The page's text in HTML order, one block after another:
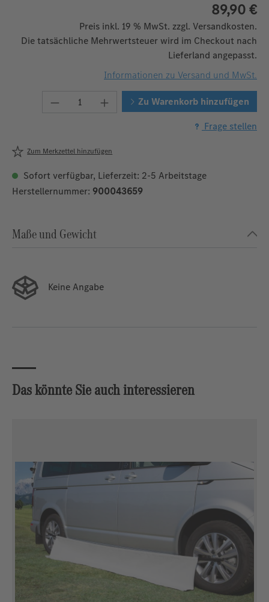
89,90 €
Preis inkl. 19 % MwSt. zzgl. Versandkosten.
Die tatsächliche Mehrwertsteuer wird im Checkout nach
Lieferland angepasst.
Informationen zu Versand und MwSt.
Produkt Anzahl: Gib denZu Warenkorb hinzufügen
Frage stellen
Zum Merkzettel hinzufügen
Sofort verfügbar, Lieferzeit: 2-5 Arbeitstage
Herstellernummer: 900043659
Maße und Gewicht
Keine Angabe
Das könnte Sie auch interessieren